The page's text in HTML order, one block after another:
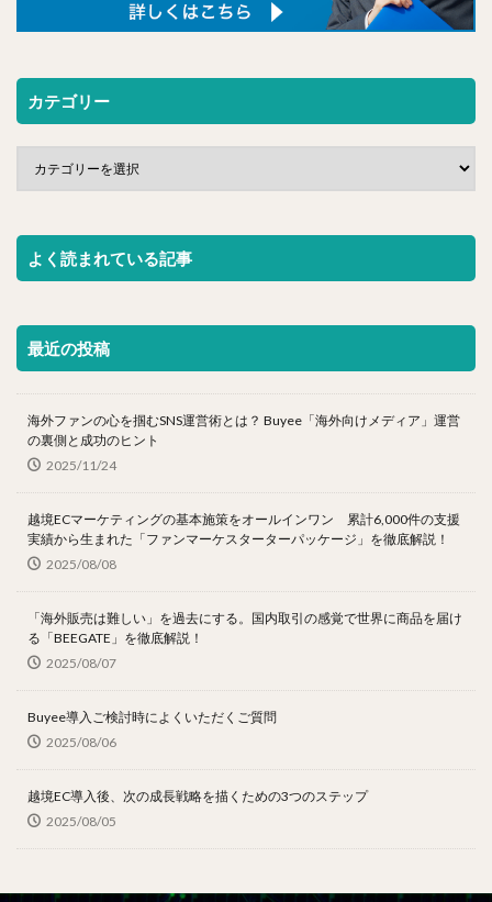
カテゴリー
よく読まれている記事
最近の投稿
海外ファンの心を掴むSNS運営術とは？ Buyee「海外向けメディア」運営
の裏側と成功のヒント
2025/11/24
越境ECマーケティングの基本施策をオールインワン 累計6,000件の支援
実績から生まれた「ファンマーケスターターパッケージ」を徹底解説！
2025/08/08
「海外販売は難しい」を過去にする。国内取引の感覚で世界に商品を届け
る「BEEGATE」を徹底解説！
2025/08/07
Buyee導入ご検討時によくいただくご質問
2025/08/06
越境EC導入後、次の成長戦略を描くための3つのステップ
2025/08/05